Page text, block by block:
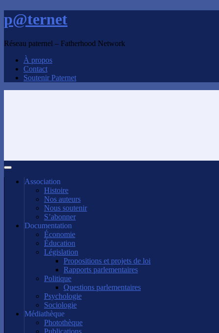
p@ternet
Réseau paternel – Fatherhood Network
À propos
Contact
Soutenir Paternet
Association
Histoire
Nos auteurs
Nous soutenir
S’abonner
Documentation
Économie
Éducation
Législation
Propositions et projets de loi
Rapports parlementaires
Politique
Questions parlementaires
Psychologie
Sociologie
Médiathèque
Photothèque
Publications